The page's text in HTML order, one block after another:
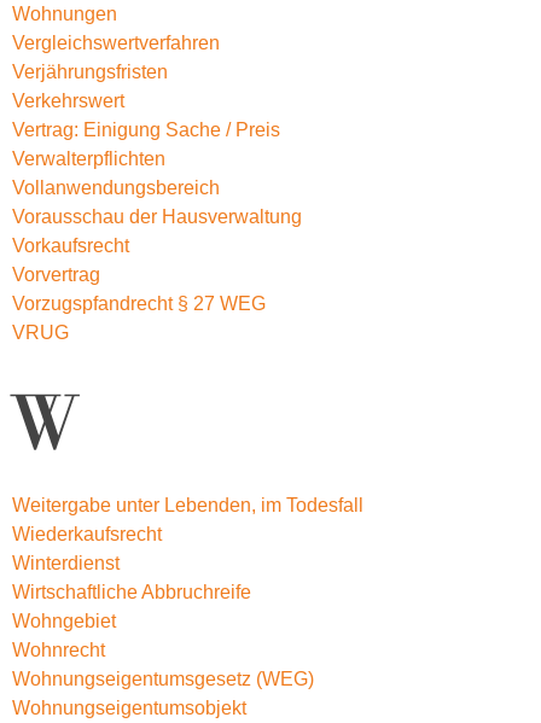
Wohnungen
Vergleichswertverfahren
Verjährungsfristen
Verkehrswert
Vertrag: Einigung Sache / Preis
Verwalterpflichten
Vollanwendungsbereich
Vorausschau der Hausverwaltung
Vorkaufsrecht
Vorvertrag
Vorzugspfandrecht § 27 WEG
VRUG
W
Weitergabe unter Lebenden, im Todesfall
Wiederkaufsrecht
Winterdienst
Wirtschaftliche Abbruchreife
Wohngebiet
Wohnrecht
Wohnungseigentumsgesetz (WEG)
Wohnungseigentumsobjekt